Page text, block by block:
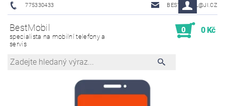
775330433 BESTMOBIL@JI.CZ
BestMobil
specialista na mobilní telefony a
servis
0 0 Kč